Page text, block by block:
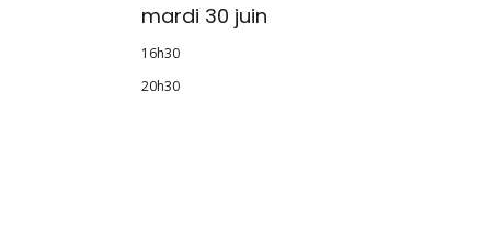
mardi 30 juin
16h30
20h30